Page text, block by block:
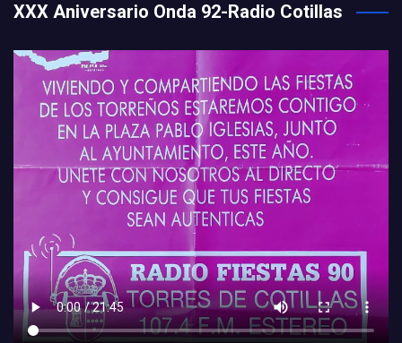
XXX Aniversario Onda 92-Radio Cotillas